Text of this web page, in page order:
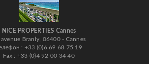
NICE PROPERTIES Cannes
avenue Branly, 06400 - Cannes
: +33 (0)6 69 68 75 19
Fax : +33 (0)4 92 00 34 40